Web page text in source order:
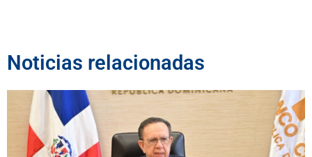
Noticias relacionadas